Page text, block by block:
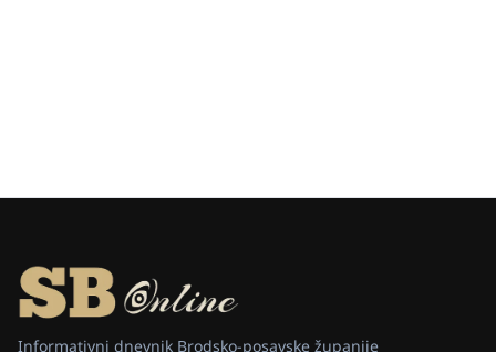
Informativni dnevnik Brodsko-posavske županije